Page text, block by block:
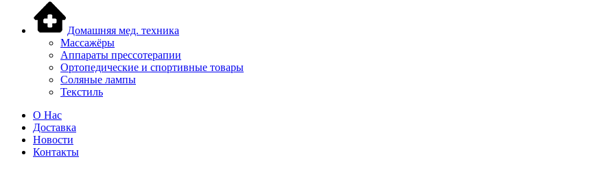
Домашняя мед. техника
Массажёры
Аппараты прессотерапии
Ортопедические и спортивные товары
Соляные лампы
Текстиль
О Нас
Доставка
Новости
Контакты